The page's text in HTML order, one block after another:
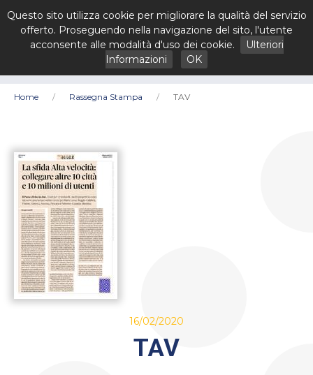
Home Rassegna Stampa TAV
16/02/2020
TAV
Questo sito utilizza cookie per migliorare la qualità del servizio
offerto. Proseguendo nella navigazione del sito, l'utente
acconsente alle modalità d'uso dei cookie.
Ulteriori
Informazioni
OK